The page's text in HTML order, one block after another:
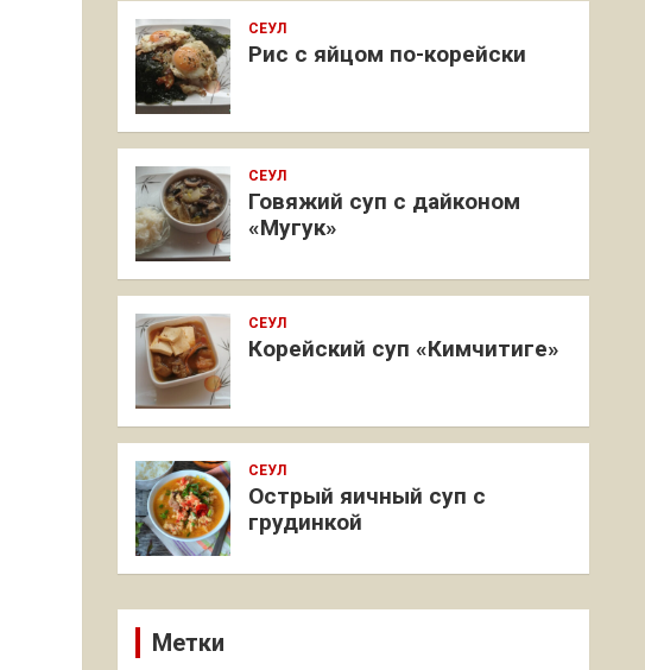
СЕУЛ
Рис с яйцом по-корейски
СЕУЛ
Говяжий суп с дайконом
«Мугук»
СЕУЛ
Корейский суп «Кимчитиге»
СЕУЛ
Острый яичный суп с
грудинкой
Метки